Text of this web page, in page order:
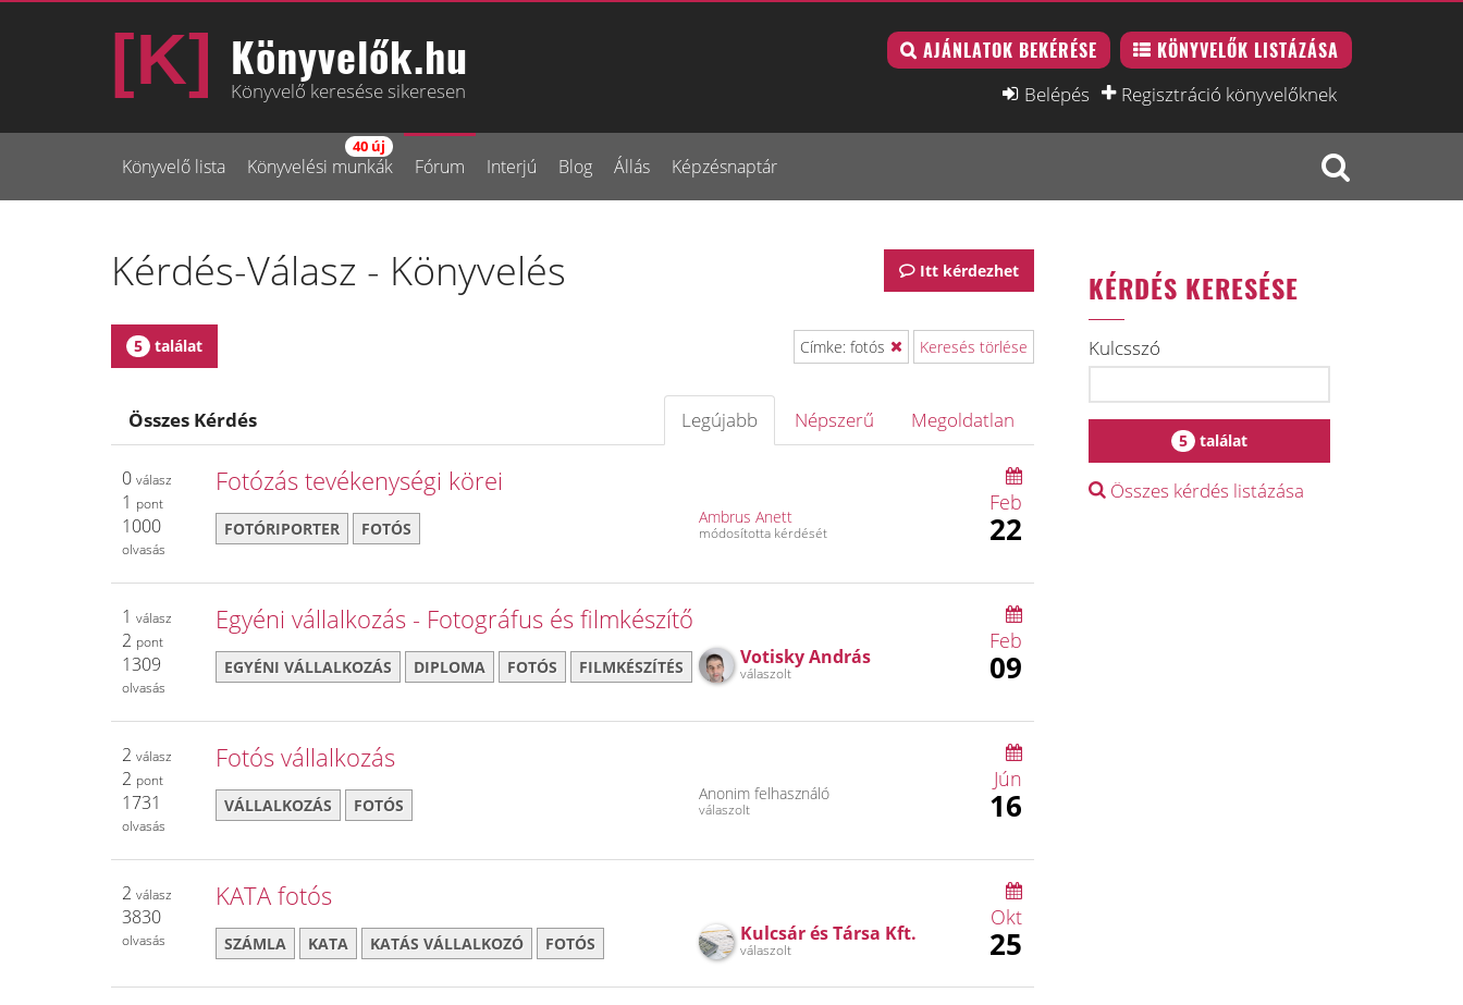
Könyvelők.hu
Könyvelő keresése sikeresen
AJÁNLATOK BEKÉRÉSE KÖNYVELŐK LISTÁZÁSA
Belépés Regisztráció könyvelőknek
Könyvelő lista Könyvelési munkák
40 új
Fórum Interjú Blog Állás Képzésnaptár
Itt kérdezhet
Kérdés-Válasz - Könyvelés
5 találat Címke: fotós Keresés törlése
Összes Kérdés Megoldatlan
Népszerű
Legújabb
0 válasz
1 pont
1000
olvasás
Fotózás tevékenységi körei
FOTÓRIPORTER FOTÓS
Ambrus Anett
módosította kérdését
Feb
22
1 válasz
2 pont
1309
olvasás
Egyéni vállalkozás - Fotográfus és filmkészítő
EGYÉNI VÁLLALKOZÁS DIPLOMA FOTÓS FILMKÉSZÍTÉS Votisky András
válaszolt
Feb
09
2 válasz
2 pont
1731
olvasás
Fotós vállalkozás
VÁLLALKOZÁS FOTÓS
Anonim felhasználó
válaszolt
Jún
16
2 válasz
3830
olvasás
KATA fotós
SZÁMLA KATA KATÁS VÁLLALKOZÓ FOTÓS Kulcsár és Társa Kft.
válaszolt
Okt
25
KÉRDÉS KERESÉSE
Kulcsszó
5 találat
Összes kérdés listázása